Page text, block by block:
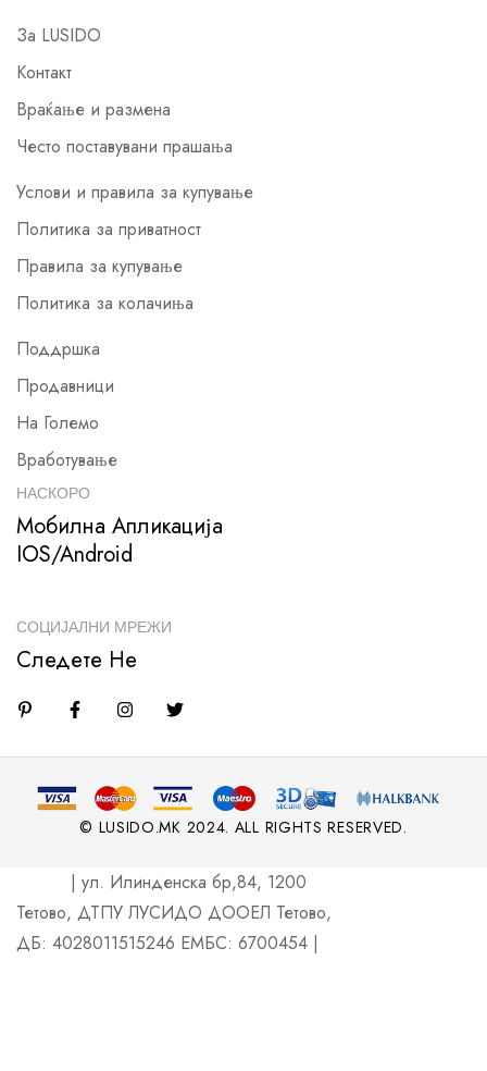
За LUSIDO
Контакт
Враќање и размена
Често поставувани прашања
Услови и правила за купување
Политика за приватност
Правила за купување
Политика за колачиња
Поддршка
Продавници
На Големо
Вработување
НАСКОРО
Мобилна Апликација
IOS/Android
СОЦИЈАЛНИ МРЕЖИ
Следете Не
© LUSIDO.MK 2024. ALL RIGHTS RESERVED.
| ул. Илинденска бр,84, 1200
Тетово, ДТПУ ЛУСИДО ДООЕЛ Тетово,
ДБ: 4028011515246 ЕМБС: 6700454 |